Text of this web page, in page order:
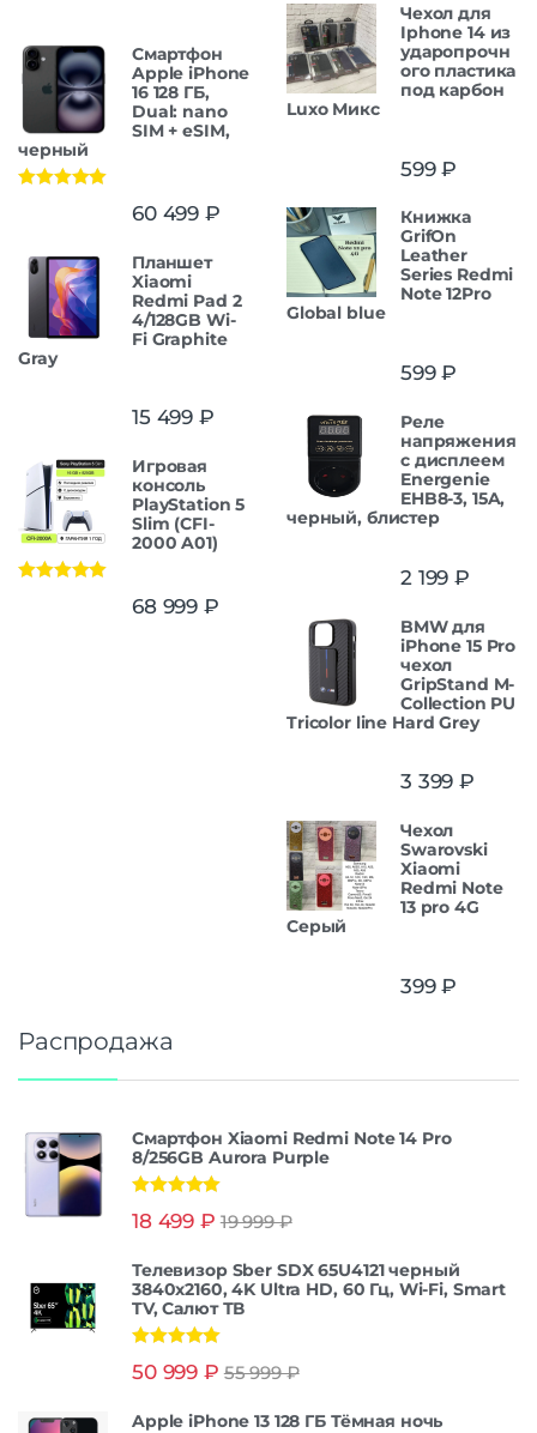
Смартфон
Apple iPhone
16 128 ГБ,
Dual: nano
SIM + eSIM,
черный
60 499 ₽
Планшет
Xiaomi
Redmi Pad 2
4/128GB Wi-
Fi Graphite
Gray
15 499 ₽
Игровая
консоль
PlayStation 5
Slim (CFI-
2000 A01)
68 999 ₽
Чехол для
Iphone 14 из
ударопрочн
ого пластика
под карбон
Luxo Микс
599₽
Книжка
GrifOn
Leather
Series Redmi
Note 12Pro
Global blue
599₽
Реле
напряжения
c дисплеем
Energenie
EHB8-3, 15A,
черный, блистер
2 199 ₽
BMW для
iPhone 15 Pro
чехол
GripStand M-
Collection PU
Tricolor line Hard Grey
3 399 ₽
Чехол
Swarovski
Xiaomi
Redmi Note
13 pro 4G
Серый
399₽
Распродажа
Смартфон Xiaomi Redmi Note 14 Pro
8/256GB Aurora Purple
из 5
18 499 ₽ 19 999₽
Телевизор Sber SDX 65U4121 черный
3840x2160, 4K Ultra HD, 60 Гц, Wi-Fi, Smart
TV, Салют ТВ
из 5
50 999 ₽ 55 999₽
Apple iPhone 13 128 ГБ Тёмная ночь